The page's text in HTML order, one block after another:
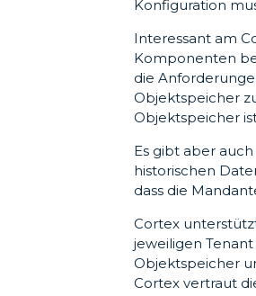
Konfiguration
Interessant am
Komponenten
die
Objektspeicher
Objektspeicher
Es gibt aber
historischen
dass die
Cortex
jeweiligen
Objektspeicher
Cortex vertraut